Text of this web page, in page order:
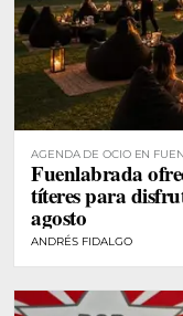
AGENDA DE OCIO EN
Fuenlabrada
títeres para
agosto
ANDRÉS FIDALGO